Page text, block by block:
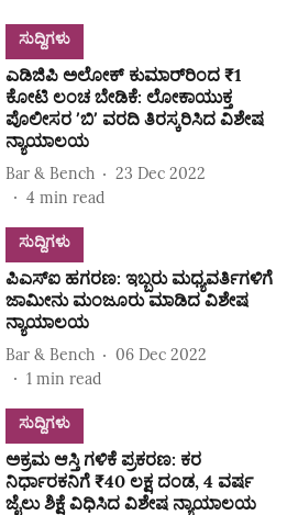
ಸುದ್ದಿಗಳು
ಎಡಿಜಿಪಿ ಅಲೋಕ್‌ ಕುಮಾರ್‌ರಿಂದ ₹1
ಕೋಟಿ ಲಂಚ ಬೇಡಿಕೆ: ಲೋಕಾಯುಕ್ತ
ಪೊಲೀಸರ ʼಬಿʼ ವರದಿ ತಿರಸ್ಕರಿಸಿದ ವಿಶೇಷ
ನ್ಯಾಯಾಲಯ
Bar & Bench
23 Dec 2022
4 min read
ಸುದ್ದಿಗಳು
ಪಿಎಸ್‌ಐ ಹಗರಣ: ಇಬ್ಬರು ಮಧ್ಯವರ್ತಿಗಳಿಗೆ
ಜಾಮೀನು ಮಂಜೂರು ಮಾಡಿದ ವಿಶೇಷ
ನ್ಯಾಯಾಲಯ
Bar & Bench
06 Dec 2022
1 min read
ಸುದ್ದಿಗಳು
ಅಕ್ರಮ ಆಸ್ತಿ ಗಳಿಕೆ ಪ್ರಕರಣ: ಕರ
ನಿರ್ಧಾರಕನಿಗೆ ₹40 ಲಕ್ಷ ದಂಡ, 4 ವರ್ಷ
ಜೈಲು ಶಿಕ್ಷೆ ವಿಧಿಸಿದ ವಿಶೇಷ ನ್ಯಾಯಾಲಯ